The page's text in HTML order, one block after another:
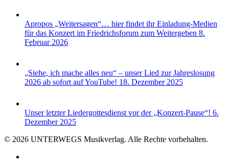
Apropos „Weitersagen“… hier findet ihr Einladung-Medien
für das Konzert im Friedrichsforum zum Weitergeben 8.
Februar 2026
„Siehe, ich mache alles neu“ – unser Lied zur Jahreslosung
2026 ab sofort auf YouTube! 18. Dezember 2025
Unser letzter Liedergottesdienst vor der „Konzert-Pause“! 6.
Dezember 2025
© 2026 UNTERWEGS Musikverlag. Alle Rechte vorbehalten.